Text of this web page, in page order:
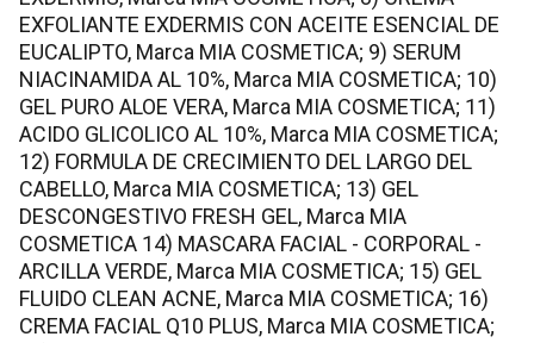
EXFOLIANTE EXDERMIS CON ACEITE ESENCIAL DE
EUCALIPTO, Marca MIA COSMETICA; 9) SERUM
NIACINAMIDA AL 10%, Marca MIA COSMETICA; 10)
GEL PURO ALOE VERA, Marca MIA COSMETICA; 11)
ACIDO GLICOLICO AL 10%, Marca MIA COSMETICA;
12) FORMULA DE CRECIMIENTO DEL LARGO DEL
CABELLO, Marca MIA COSMETICA; 13) GEL
DESCONGESTIVO FRESH GEL, Marca MIA
COSMETICA 14) MASCARA FACIAL - CORPORAL -
ARCILLA VERDE, Marca MIA COSMETICA; 15) GEL
FLUIDO CLEAN ACNE, Marca MIA COSMETICA; 16)
CREMA FACIAL Q10 PLUS, Marca MIA COSMETICA;